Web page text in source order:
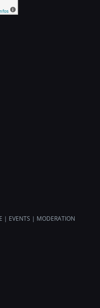
| EVENTS | MODERATION